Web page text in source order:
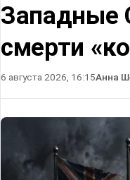
Западные
смерти
6 августа 2026, 16:15Анна